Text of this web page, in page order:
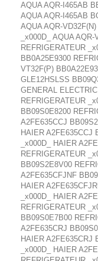
AQUA AQR-I465AB
AQUA AQR-I465AB
AQUA AQR-
_x000D_ AQUA
REFRIGERATEUR
BB0A25E9300
VT32F(P)
GLE12HSLSS
GENERAL
REFRIGERATEUR
BB09S0E8200
A2FE635CCJ
HAIER A2FE635CCJ
_x000D_ HAIER
REFRIGERATEUR
BB09S2E8V00
A2FE635CFJNF
HAIER
_x000D_ HAIER
REFRIGERATEUR
BB09S0E7B00
A2FE635CRJ
HAIER A2FE635CRJ
_x000D_ HAIER